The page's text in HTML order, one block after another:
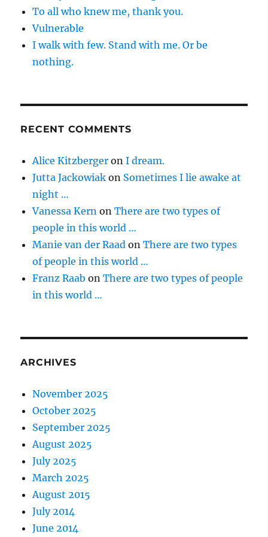
To all who knew me, thank you.
Vulnerable
I walk with few. Stand with me. Or be
nothing.
RECENT COMMENTS
Alice Kitzberger onI dream.
Jutta Jackowiak on Sometimes I lie awake at
night …
Vanessa Kern onThere are two types of
people in this world …
Manie van der Raad onThere are two types
of people in this world …
Franz Raab onThere are two types of people
in this world …
ARCHIVES
November 2025
October 2025
September 2025
August 2025
July 2025
March 2025
August 2015
July 2014
June 2014